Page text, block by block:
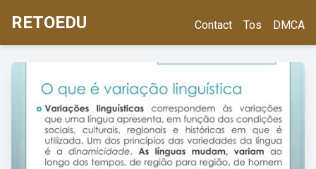
RETOEDU Contact Tos DMCA